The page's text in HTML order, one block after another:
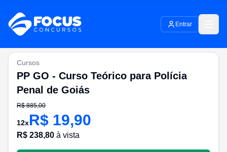
Entrar
Cursos
PP GO - Curso Teórico para Polícia
Penal de Goiás
R$885,00
12xR$ 19,90
R$ 238,80 à vista